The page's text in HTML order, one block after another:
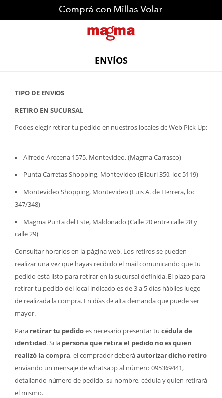
ENVÍOS
TIPO DE ENVIOS
RETIRO EN SUCURSAL
Podes elegir retirar tu pedido en nuestros locales de Web Pick Up:
▪ Alfredo Arocena 1575, Montevideo. (Magma Carrasco)
▪ Punta Carretas Shopping, Montevideo (Ellauri 350, loc 5119)
▪ Montevideo Shopping, Montevideo (Luis A. de Herrera, loc
347/348)
▪ Magma Punta del Este, Maldonado (Calle 20 entre calle 28 y
calle 29)
Consultar horarios en la página web. Los retiros se pueden
realizar una vez que hayas recibido el mail comunicando que tu
pedido está listo para retirar en la sucursal definida. El plazo para
retirar tu pedido del local indicado es de 3 a 5 días hábiles luego
de realizada la compra. En días de alta demanda que puede ser
mayor.
Para retirar tu pedidoes necesario presentar tu cédula de
identidad. Si la persona que retira el pedido no es quien
realizó la compra, el comprador deberáautorizar dicho retiro
enviando un mensaje de whatsapp al número 095369441,
detallando número de pedido, su nombre, cédula y quien retirará
el mismo.